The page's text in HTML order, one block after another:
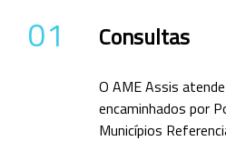
01 Consultas
O AME Assis
encaminhados por
Municípios